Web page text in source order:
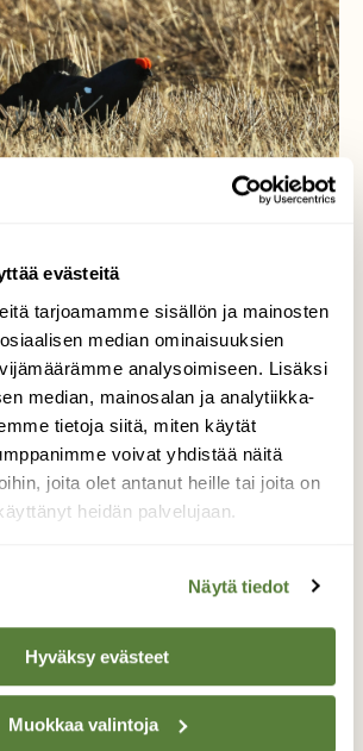
evästeitä
tarjoamamme sisällön ja mainosten
median ominaisuuksien
analysoimiseen. Lisäksi
median, mainosalan ja analytiikka-
tietoja siitä, miten käytät
voivat yhdistää näitä
joita olet antanut heille tai joita on
heidän palvelujaan.
Näytä tiedot
Hyväksy evästeet
Muokkaa valintoja
Teeri
oli noin 30 teeriä
yhden sain vangittua
kuvaan
TAKAISIN LISTAAN